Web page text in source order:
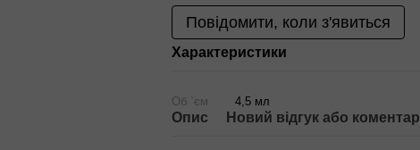
Повідомити, коли з'явиться
Характеристики
Об `єм 4,5 мл
Опис Новий відгук або коментар